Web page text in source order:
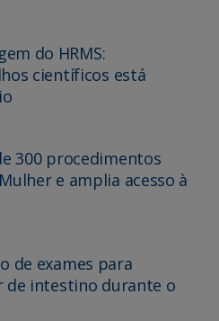
do HRMS:
científicos está
300 procedimentos
e amplia acesso à
de exames para
de intestino durante o